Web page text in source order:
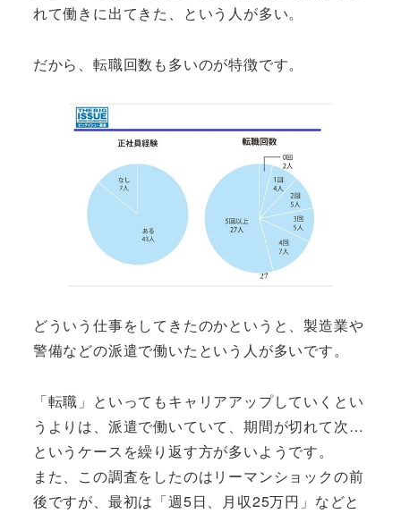
れて働きに出てきた、という人が多い。
だから、転職回数も多いのが特徴です。
どういう仕事をしてきたのかというと、製造業や
警備などの派遣で働いたという人が多いです。
「転職」といってもキャリアアップしていくとい
うよりは、派遣で働いていて、期間が切れて次…
というケースを繰り返す方が多いようです。
また、この調査をしたのはリーマンショックの前
後ですが、最初は「週5日、月収25万円」などと